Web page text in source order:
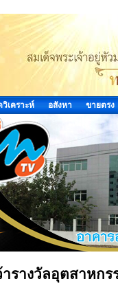
เคราะห์ อสังหา ขายตรง
ารางวัลอุตสาหก